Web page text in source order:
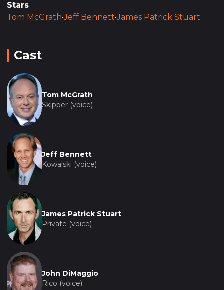
Stars
Tom McGrath•Jeff Bennett•James Patrick Stuart
Cast
Tom McGrath
Skipper (voice)
Jeff Bennett
Kowalski (voice)
James Patrick Stuart
Private (voice)
John DiMaggio
Rico (voice)